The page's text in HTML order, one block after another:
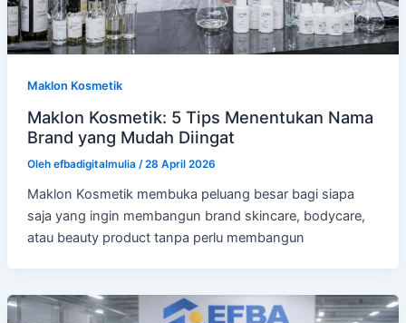
Maklon Kosmetik
Maklon Kosmetik: 5 Tips Menentukan Nama
Brand yang Mudah Diingat
Oleh efbadigitalmulia /28 April 2026
Maklon Kosmetik membuka peluang besar bagi siapa
saja yang ingin membangun brand skincare, bodycare,
atau beauty product tanpa perlu membangun